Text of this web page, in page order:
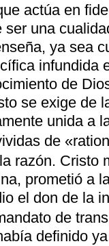
actúa en
una
ya sea
infundida
de
se exige de
unida a
de
razón. Cristo
prometió a
el don de la
de
definido